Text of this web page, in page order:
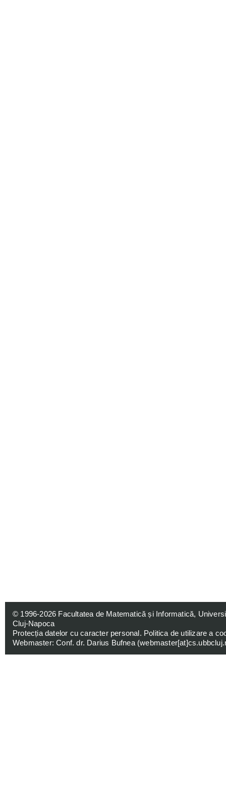
© 1996-2026 Facultatea de Matematică și Informatică,
Cluj-Napoca
Protecția datelor cu caracter personal. Politica de utilizare a
Webmaster: Conf. dr. Darius Bufnea (